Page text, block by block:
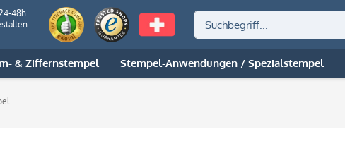
48h
& Ziffernstempel Stempel-Anwendungen / Spezialstempel